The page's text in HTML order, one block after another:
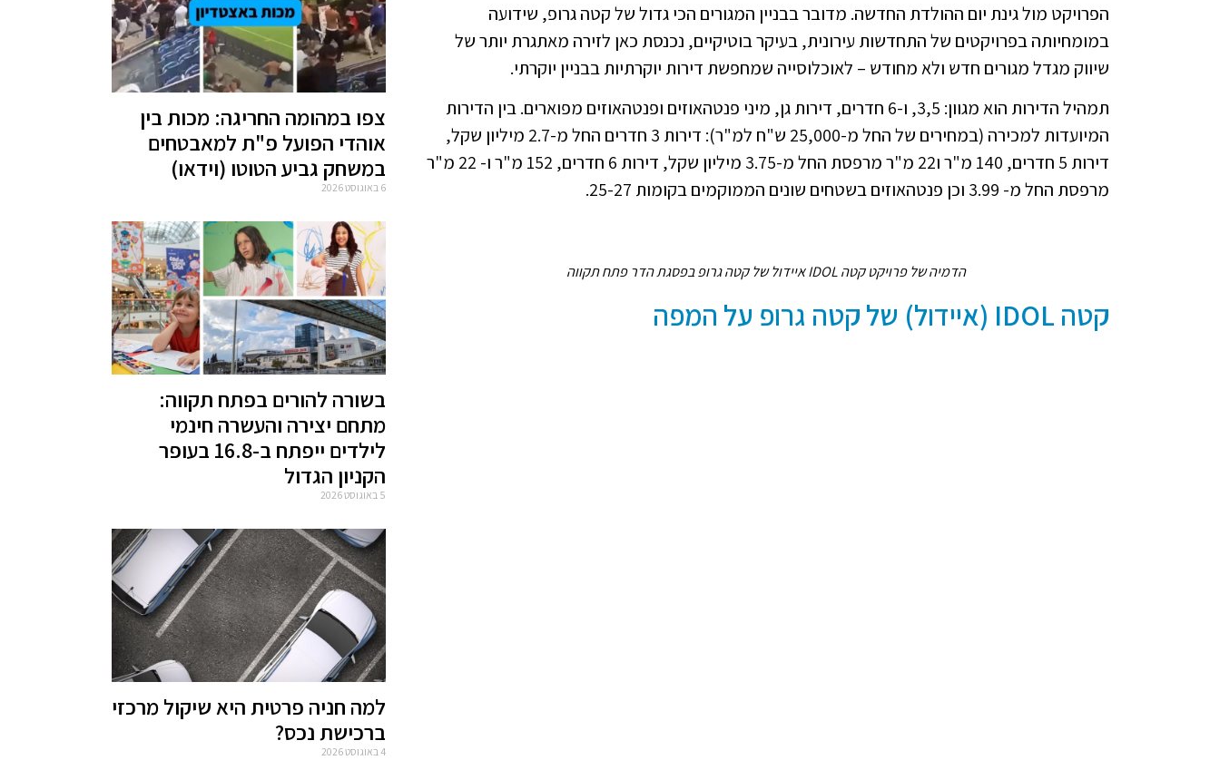
הפרויקט מול גינת יום ההולדת החדשה. מדובר בבניין המגורים הכי גדול של קטה גרופ, שידועה
במומחיותה בפרויקטים של התחדשות עירונית, בעיקר בוטיקיים, נכנסת כאן לזירה מאתגרת יותר של
שיווק מגדל מגורים חדש ולא מחודש – לאוכלוסייה שמחפשת דירות יוקרתיות בבניין יוקרתי.
תמהיל הדירות הוא מגוון: 3,5, ו-6 חדרים, דירות גן, מיני פנטהאוזים ופנטהאוזים מפוארים. בין הדירות
המיועדות למכירה (במחירים של החל מ-25,000 ש"ח למ"ר): דירות 3 חדרים החל מ-2.7 מיליון שקל,
דירות 5 חדרים, 140 מ"ר ו22 מ"ר מרפסת החל מ-3.75 מיליון שקל, דירות 6 חדרים, 152 מ"ר ו- 22 מ"ר
מרפסת החל מ- 3.99 וכן פנטהאוזים בשטחים שונים הממוקמים בקומות 25-27.
הדמיה של פרויקט קטה IDOL איידול של קטה גרופ בפסגת הדר פתח תקווה
קטה IDOL (איידול) של קטה גרופ על המפה
צפו במהומה החריגה: מכות בין
אוהדי הפועל פ"ת למאבטחים
במשחק גביע הטוטו (וידאו)
6 באוגוסט 2026
בשורה להורים בפתח תקווה:
מתחם יצירה והעשרה חינמי
לילדים ייפתח ב-16.8 בעופר
הקניון הגדול
5 באוגוסט 2026
למה חניה פרטית היא שיקול מרכזי
ברכישת נכס?
4 באוגוסט 2026